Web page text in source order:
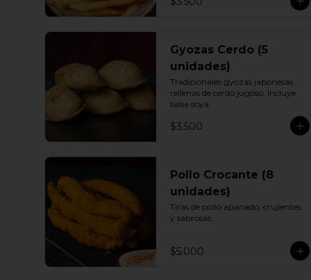
Gyozas Cerdo (5
unidades)
Tradicionales gyozas japonesas
rellenas de cerdo jugoso. Incluye
salsa soya.
$3.500
Pollo Crocante (8
unidades)
Tiras de pollo apanado, crujientes
y sabrosas.
$5.000